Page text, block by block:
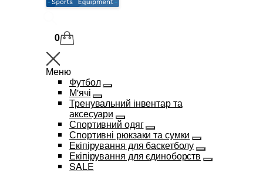
0
Меню
Футбол
М'ячі
Тренувальний інвентар та
аксесуари
Спортивний одяг
Спортивні рюкзаки та сумки
Екіпірування для баскетболу
Екіпірування для єдиноборств
SALE